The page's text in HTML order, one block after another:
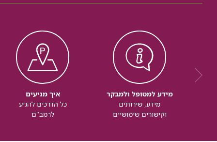
מידע למטופל ולמבקר
מידע, שירותים
וקישורים שימושיים
איך מגיעים
כל הדרכים להגיע
לרמב"ם